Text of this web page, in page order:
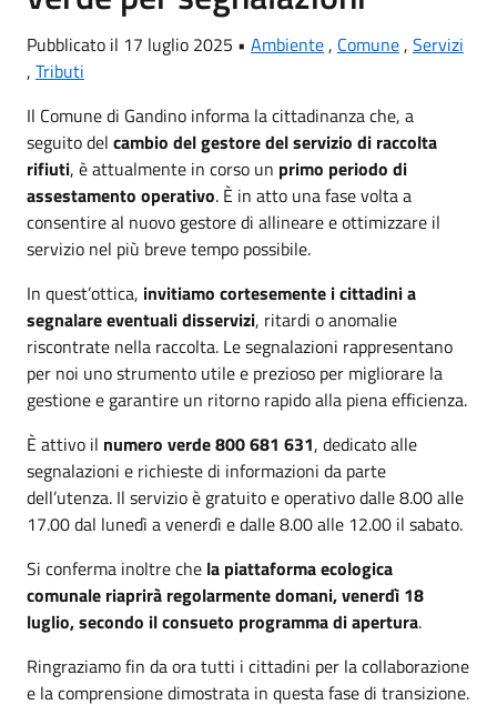
Pubblicato il 17 luglio 2025 • Ambiente, Comune, Servizi
, Tributi
Il Comune di Gandino informa la cittadinanza che, a
seguito del cambio del gestore del servizio di raccolta
rifiuti, è attualmente in corso un primo periodo di
assestamento operativo. È in atto una fase volta a
consentire al nuovo gestore di allineare e ottimizzare il
servizio nel più breve tempo possibile.
In quest’ottica, invitiamo cortesemente i cittadini a
segnalare eventuali disservizi, ritardi o anomalie
riscontrate nella raccolta. Le segnalazioni rappresentano
per noi uno strumento utile e prezioso per migliorare la
gestione e garantire un ritorno rapido alla piena efficienza.
È attivo il numero verde 800 681 631, dedicato alle
segnalazioni e richieste di informazioni da parte
dell’utenza. Il servizio è gratuito e operativo dalle 8.00 alle
17.00 dal lunedì a venerdì e dalle 8.00 alle 12.00 il sabato.
Si conferma inoltre che la piattaforma ecologica
comunale riaprirà regolarmente domani, venerdì 18
luglio, secondo il consueto programma di apertura.
Ringraziamo fin da ora tutti i cittadini per la collaborazione
e la comprensione dimostrata in questa fase di transizione.